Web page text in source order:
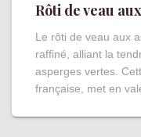
Rôti de veau
Le rôti de veau aux
raffiné, alliant la
asperges vertes.
française, met en